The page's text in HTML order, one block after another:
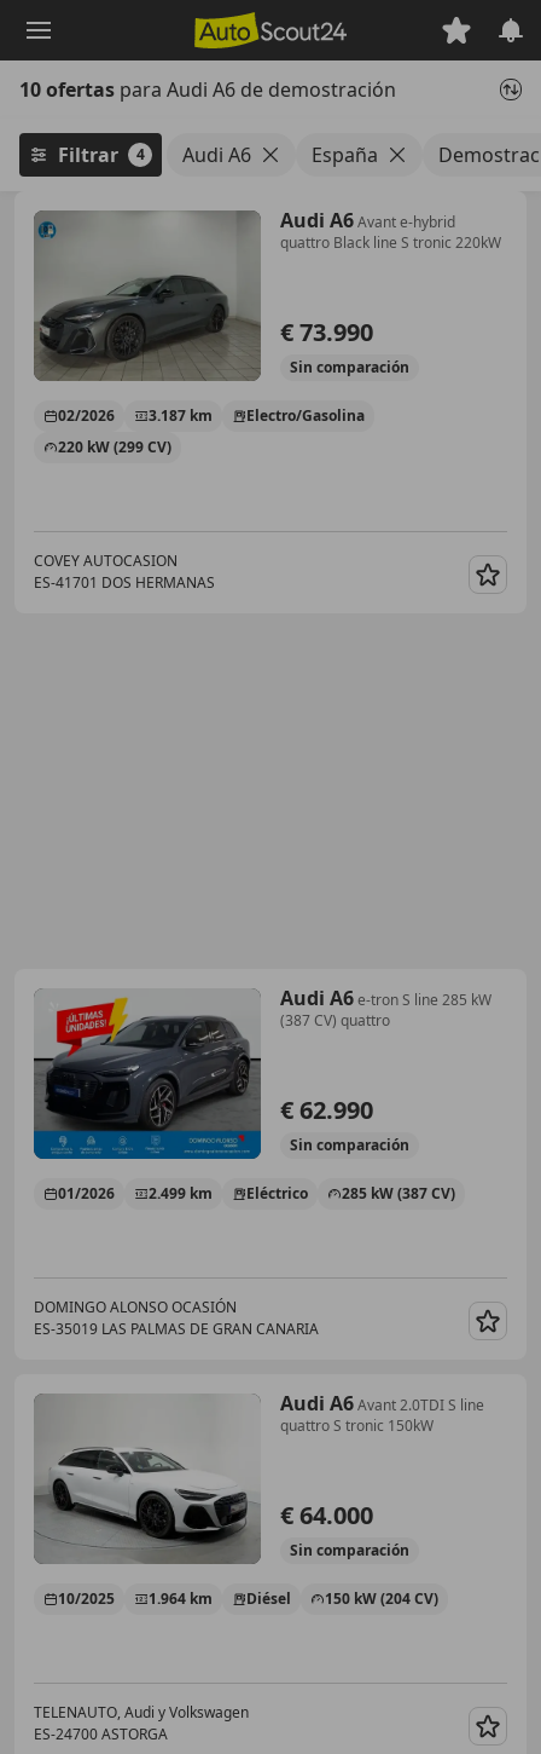
principal
10 ofertas para Audi A6 de demostración
Filtrar 4 Audi A6 España
Audi A6Avant e-hybrid
quattro Black line S tronic 220kW
€ 73.990
Sin comparación
02/2026 3.187 km
Electro/Gasolina
220 kW (299 CV)
COVEY AUTOCASION
ES-41701 DOS HERMANAS
Audi A6e-tron S line 285 kW
(387 CV) quattro
€ 62.990
Sin comparación
01/2026 2.499 km Eléctrico 285 kW (387 CV)
DOMINGO ALONSO OCASIÓN
ES-35019 LAS PALMAS DE GRAN CANARIA
Audi A6Avant 2.0TDI S line
quattro S tronic 150kW
€ 64.000
Sin comparación
10/2025 1.964 km Diésel 150 kW (204 CV)
TELENAUTO, Audi y Volkswagen
ES-24700 ASTORGA